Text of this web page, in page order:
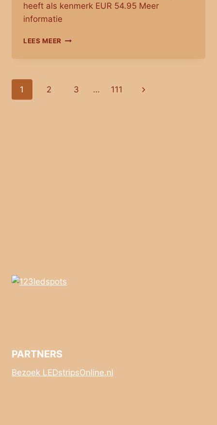
heeft als kenmerk EUR 54.95 Meer
informatie
LEES MEER
RGBW
Paginanavigatie
1 2 3 … 111
Volgende
PARTNERS
Bezoek LEDstripsOnline.nl